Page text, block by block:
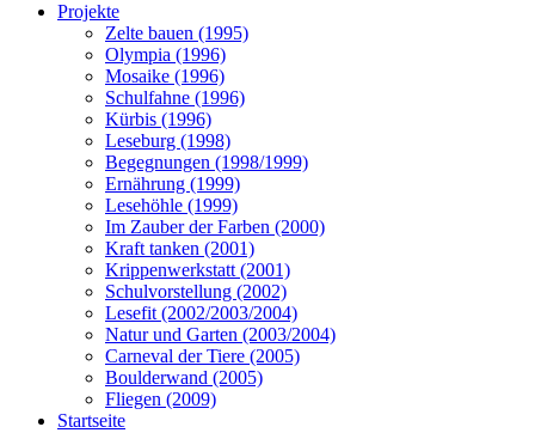
Projekte
Zelte bauen (1995)
Olympia (1996)
Mosaike (1996)
Schulfahne (1996)
Kürbis (1996)
Leseburg (1998)
Begegnungen (1998/1999)
Ernährung (1999)
Lesehöhle (1999)
Im Zauber der Farben (2000)
Kraft tanken (2001)
Krippenwerkstatt (2001)
Schulvorstellung (2002)
Lesefit (2002/2003/2004)
Natur und Garten (2003/2004)
Carneval der Tiere (2005)
Boulderwand (2005)
Fliegen (2009)
Startseite